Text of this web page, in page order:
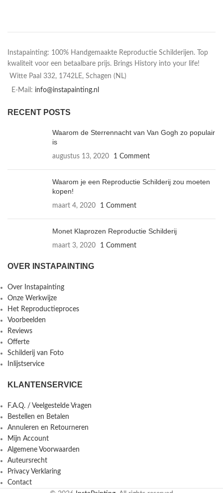
Instapainting: 100% Handgemaakte Reproductie Schilderijen. Top
kwaliteit voor een betaalbare prijs. Brings History into your life!
Witte Paal 332, 1742LE, Schagen (NL)
E-Mail: info@instapainting.nl
RECENT POSTS
Waarom de Sterrennacht van Van Gogh zo populair
is
augustus 13, 2020 1 Comment
Waarom je een Reproductie Schilderij zou moeten
kopen!
maart 4, 2020 1 Comment
Monet Klaprozen Reproductie Schilderij
maart 3, 2020 1 Comment
OVER INSTAPAINTING
Over Instapainting
Onze Werkwijze
Het Reproductieproces
Voorbeelden
Reviews
Offerte
Schilderij van Foto
Inlijstservice
KLANTENSERVICE
F.A.Q. / Veelgestelde Vragen
Bestellen en Betalen
Annuleren en Retourneren
Mijn Account
Algemene Voorwaarden
Auteursrecht
Privacy Verklaring
Contact